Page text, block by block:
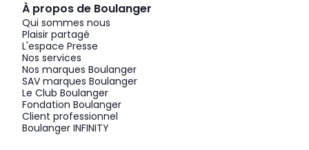
À propos de Boulanger
Qui sommes nous
Plaisir partagé
L'espace Presse
Nos services
Nos marques Boulanger
SAV marques Boulanger
Le Club Boulanger
Fondation Boulanger
Client professionnel
Boulanger INFINITY